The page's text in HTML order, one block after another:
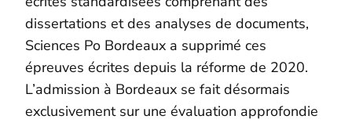
dissertations et des analyses de documents,
Sciences Po Bordeaux a supprimé ces
épreuves écrites depuis la réforme de 2020.
L’admission à Bordeaux se fait désormais
exclusivement sur une évaluation approfondie